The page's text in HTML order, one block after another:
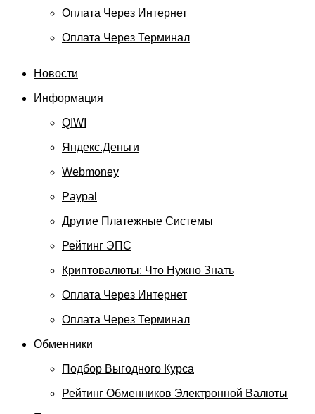
Оплата Через Интернет
Оплата Через Терминал
Новости
Информация
QIWI
Яндекс.Деньги
Webmoney
Paypal
Другие Платежные Системы
Рейтинг ЭПС
Криптовалюты: Что Нужно Знать
Оплата Через Интернет
Оплата Через Терминал
Обменники
Подбор Выгодного Курса
Рейтинг Обменников Электронной Валюты